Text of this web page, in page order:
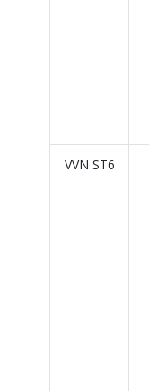
VVN ST6